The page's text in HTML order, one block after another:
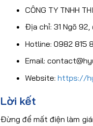
CÔNG TY TNHH
Địa chỉ: 31 Ngõ 92,
Hotline: 0982 815
Email:
Website: https://
Lời kết
Đừng để mất điện làm